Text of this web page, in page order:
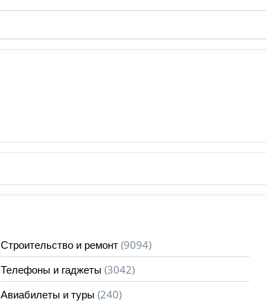
Строительство и ремонт (9094)
Телефоны и гаджеты (3042)
Авиабилеты и туры (240)